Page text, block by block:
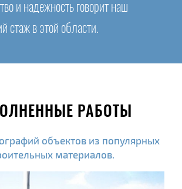
и надежность говорит наш
стаж в этой области.
РАБОТЫ
объектов из популярных
материалов.